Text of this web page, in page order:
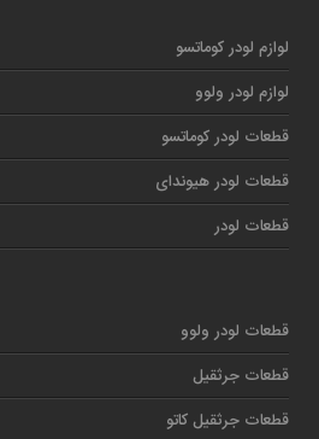
لوازم لودر کوماتسو
لوازم لودر ولوو
قطعات لودر کوماتسو
قطعات لودر هیوندای
قطعات لودر
قطعات لودر ولوو
قطعات جرثقیل
قطعات جرثقیل کاتو